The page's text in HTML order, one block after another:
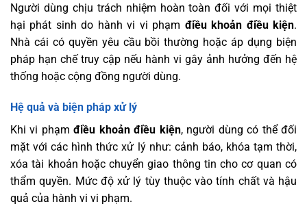
Người dùng chịu trách nhiệm hoàn toàn đối với mọi thiệt
hại phát sinh do hành vi vi phạm điều khoản điều kiện.
Nhà cái có quyền yêu cầu bồi thường hoặc áp dụng biện
pháp hạn chế truy cập nếu hành vi gây ảnh hưởng đến hệ
thống hoặc cộng đồng người dùng.
Hệ quả và biện pháp xử lý
Khi vi phạmđiều khoản điều kiện, người dùng có thể đối
mặt với các hình thức xử lý như: cảnh báo, khóa tạm thời,
xóa tài khoản hoặc chuyển giao thông tin cho cơ quan có
thẩm quyền. Mức độ xử lý tùy thuộc vào tính chất và hậu
quả của hành vi vi phạm.